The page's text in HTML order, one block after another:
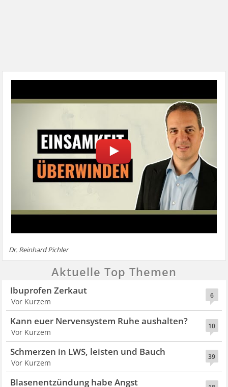
Dr. Reinhard Pichler
Aktuelle Top Themen
6
Ibuprofen Zerkaut
Vor Kurzem
10
Kann euer Nervensystem Ruhe aushalten?
Vor Kurzem
39
Schmerzen in LWS, leisten und Bauch
Vor Kurzem
Blasenentzündung habe Angst